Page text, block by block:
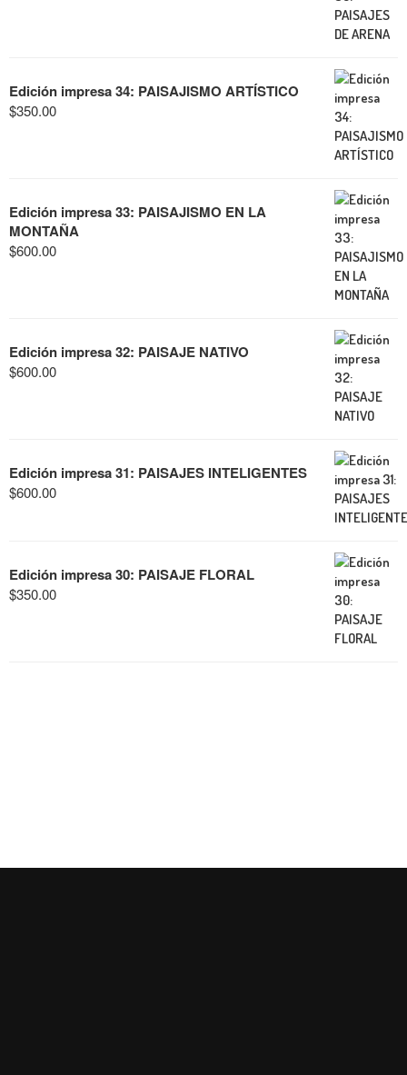
Edición impresa 34: PAISAJISMO ARTÍSTICO
$350.00
Edición impresa 33: PAISAJISMO EN LA
MONTAÑA
$600.00
Edición impresa 32: PAISAJE NATIVO
$600.00
Edición impresa 31: PAISAJES INTELIGENTES
$600.00
Edición impresa 30: PAISAJE FLORAL
$350.00